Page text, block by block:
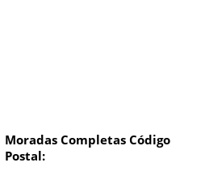
Moradas Completas Código
Postal: